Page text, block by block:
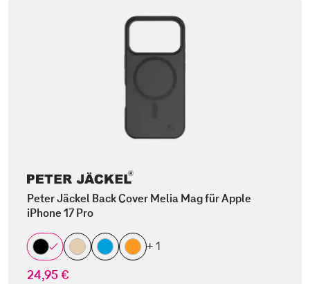
Peter Jäckel Back Cover Melia Mag für Apple
iPhone 17 Pro
+ 1
24,95 €